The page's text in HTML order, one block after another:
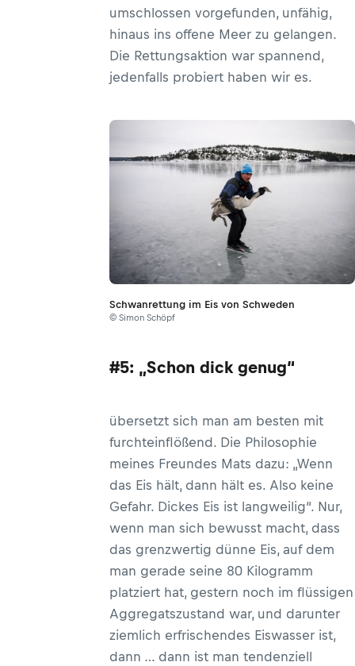
umschlossen vorgefunden, unfähig,
hinaus ins offene Meer zu gelangen.
Die Rettungsaktion war spannend,
jedenfalls probiert haben wir es.
Schwanrettung im Eis von Schweden
© Simon Schöpf
#5: „Schon dick genug“
übersetzt sich man am besten mit
furchteinflößend. Die Philosophie
meines Freundes Mats dazu: „Wenn
das Eis hält, dann hält es. Also keine
Gefahr. Dickes Eis ist langweilig“. Nur,
wenn man sich bewusst macht, dass
das grenzwertig dünne Eis, auf dem
man gerade seine 80 Kilogramm
platziert hat, gestern noch im flüssigen
Aggregatszustand war, und darunter
ziemlich erfrischendes Eiswasser ist,
dann … dann ist man tendenziell